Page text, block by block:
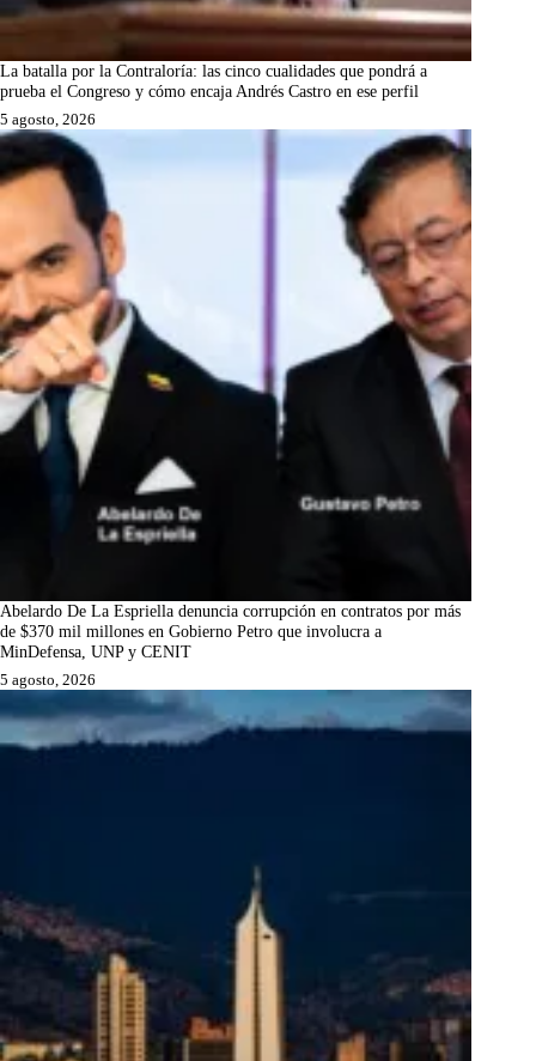
La batalla por la Contraloría: las cinco cualidades que pondrá a
prueba el Congreso y cómo encaja Andrés Castro en ese perfil
5 agosto, 2026
Abelardo De La Espriella denuncia corrupción en contratos por más
de $370 mil millones en Gobierno Petro que involucra a
MinDefensa, UNP y CENIT
5 agosto, 2026